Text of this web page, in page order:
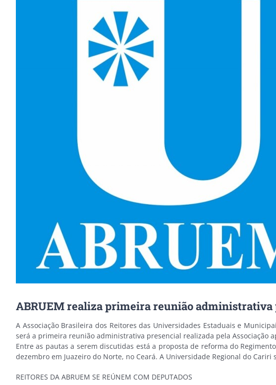
ABRUEM realiza primeira reunião administrativa
A Associação Brasileira dos Reitores das Universidades Estaduais e
será a primeira reunião administrativa presencial realizada pela Associação
Entre as pautas a serem discutidas está a proposta de reforma do
dezembro em Juazeiro do Norte, no Ceará. A Universidade Regional do Cariri
REITORES DA ABRUEM SE REÚNEM COM DEPUTADOS